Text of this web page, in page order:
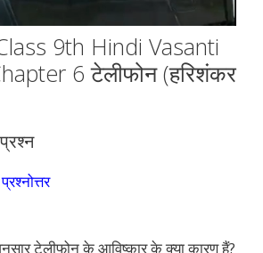
9th Hindi Vasanti
6 टेलीफोन (हरिशंकर
टेलीफोन के आविष्कार के क्या कारण हैं?